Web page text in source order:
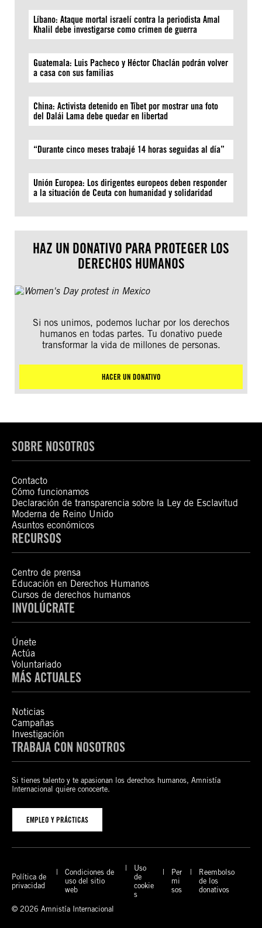
Líbano: Ataque mortal israelí contra la periodista Amal
Khalil debe investigarse como crimen de guerra
Guatemala: Luis Pacheco y Héctor Chaclán podrán volver
a casa con sus familias
China: Activista detenido en Tíbet por mostrar una foto
del Dalái Lama debe quedar en libertad
“Durante cinco meses trabajé 14 horas seguidas al día”
Unión Europea: Los dirigentes europeos deben responder
a la situación de Ceuta con humanidad y solidaridad
HAZ UN DONATIVO PARA PROTEGER LOS
DERECHOS HUMANOS
Si nos unimos, podemos luchar por los derechos
humanos en todas partes. Tu donativo puede
transformar la vida de millones de personas.
HACER UN DONATIVO
SOBRE NOSOTROS
Contacto
Cómo funcionamos
Declaración de transparencia sobre la Ley de Esclavitud
Moderna de Reino Unido
Asuntos económicos
RECURSOS
Centro de prensa
Educación en Derechos Humanos
Cursos de derechos humanos
INVOLÚCRATE
Únete
Actúa
Voluntariado
MÁS ACTUALES
Noticias
Campañas
Investigación
TRABAJA CON NOSOTROS
Si tienes talento y te apasionan los derechos humanos, Amnistía
Internacional quiere conocerte.
EMPLEO Y PRÁCTICAS
Política de
privacidad
Condiciones de
uso del sitio
web
Uso
de
cookie
s
Per
mi
sos
Reembolso
de los
donativos
© 2026 Amnistía Internacional